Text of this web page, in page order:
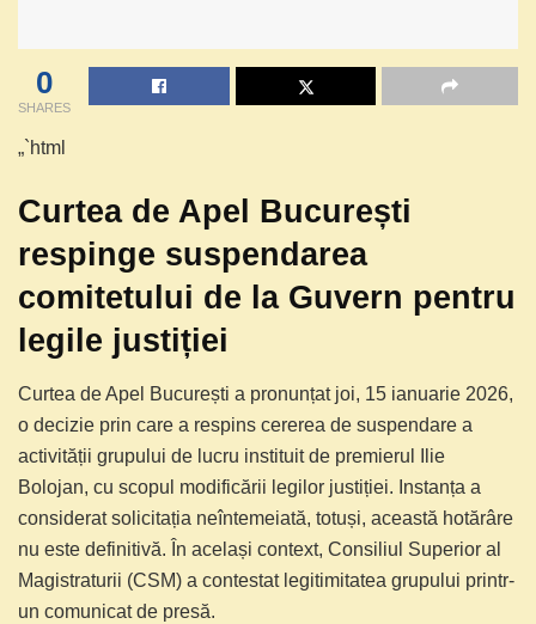
0
SHARES
„`html
Curtea de Apel București
respinge suspendarea
comitetului de la Guvern pentru
legile justiției
Curtea de Apel București a pronunțat joi, 15 ianuarie 2026,
o decizie prin care a respins cererea de suspendare a
activității grupului de lucru instituit de premierul Ilie
Bolojan, cu scopul modificării legilor justiției. Instanța a
considerat solicitația neîntemeiată, totuși, această hotărâre
nu este definitivă. În același context, Consiliul Superior al
Magistraturii (CSM) a contestat legitimitatea grupului printr-
un comunicat de presă.